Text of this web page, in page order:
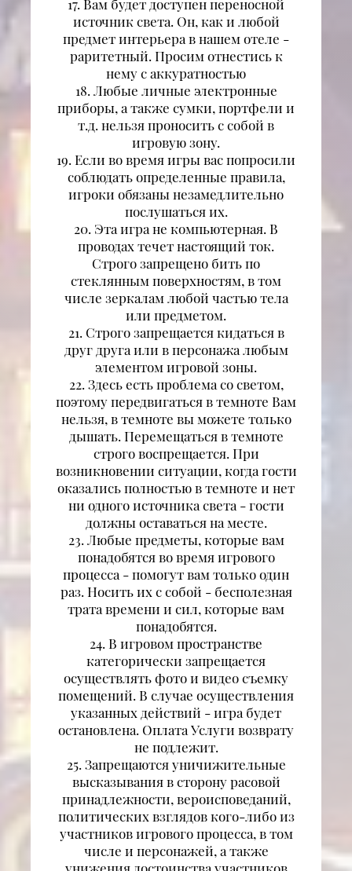
17. Вам будет доступен переносной
источник света. Он, как и любой
предмет интерьера в нашем отеле -
раритетный. Просим отнестись к
нему с аккуратностью
18. Любые личные электронные
приборы, а также сумки, портфели и
т.д. нельзя проносить с собой в
игровую зону.
19. Если во время игры вас попросили
соблюдать определенные правила,
игроки обязаны незамедлительно
послушаться их.
20. Эта игра не компьютерная. В
проводах течет настоящий ток.
Строго запрещено бить по
стеклянным поверхностям, в том
числе зеркалам любой частью тела
или предметом.
21. Строго запрещается кидаться в
друг друга или в персонажа любым
элементом игровой зоны.
22. Здесь есть проблема со светом,
поэтому передвигаться в темноте Вам
нельзя, в темноте вы можете только
дышать. Перемещаться в темноте
строго воспрещается. При
возникновении ситуации, когда гости
оказались полностью в темноте и нет
ни одного источника света - гости
должны оставаться на месте.
23. Любые предметы, которые вам
понадобятся во время игрового
процесса - помогут вам только один
раз. Носить их с собой - бесполезная
трата времени и сил, которые вам
понадобятся.
24. В игровом пространстве
категорически запрещается
осуществлять фото и видео съемку
помещений. В случае осуществления
указанных действий - игра будет
остановлена. Оплата Услуги возврату
не подлежит.
25. Запрещаются уничижительные
высказывания в сторону расовой
принадлежности, вероисповеданий,
политических взглядов кого-либо из
участников игрового процесса, в том
числе и персонажей, а также